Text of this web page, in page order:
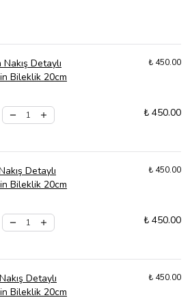
Detaylı
Bileklik 20cm
₺ 450.00
₺ 450.00
Detaylı
Bileklik 20cm
₺ 450.00
₺ 450.00
Detaylı
Bileklik 20cm
₺ 450.00